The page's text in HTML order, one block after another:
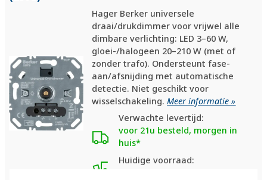
Hager Berker universele
draai/drukdimmer voor vrijwel alle
dimbare verlichting: LED 3–60 W,
gloei-/halogeen 20–210 W (met of
zonder trafo). Ondersteunt fase-
aan/afsnijding met automatische
detectie. Niet geschikt voor
wisselschakeling.Meer informatie »
Verwachte levertijd:
voor 21u besteld, morgen in
huis*
Huidige voorraad: